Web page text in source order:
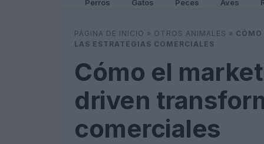
Perros Gatos Peces Aves
PÁGINA DE INICIO » OTROS ANIMALES »
LAS ESTRATEGIAS COMERCIALES
Cómo el
driven
comerciales